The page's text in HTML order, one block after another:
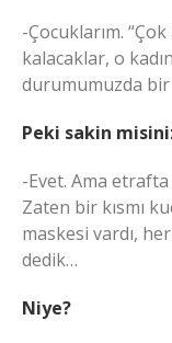
-Çocuklarım.
kalacaklar, o
durumumuzda bir
Peki sakin
-Evet. Ama
Zaten bir kısmı
maskesi vardı,
dedik…
Niye?